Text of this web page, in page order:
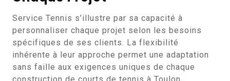
Service Tennis s’illustre par sa capacité à
personnaliser chaque projet selon les besoins
spécifiques de ses clients. La flexibilité
inhérente à leur approche permet une adaptation
sans faille aux exigences uniques de chaque